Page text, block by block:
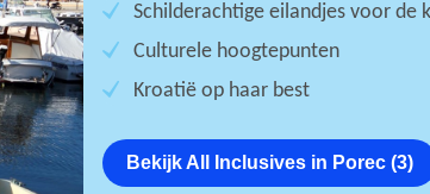
Schilderachtige eilandjes voor de
Culturele hoogtepunten
Kroatië op haar best
Bekijk All Inclusives in Porec (3)